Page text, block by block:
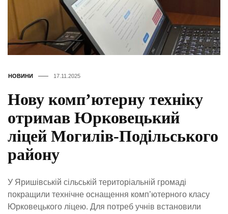
НОВИНИ 17.11.2025
Нову комп’ютерну техніку
отримав Юрковецький
ліцей Могилів-Подільського
району
У Яришівській сільській територіальній громаді
покращили технічне оснащення комп’ютерного класу
Юрковецького ліцею. Для потреб учнів встановили